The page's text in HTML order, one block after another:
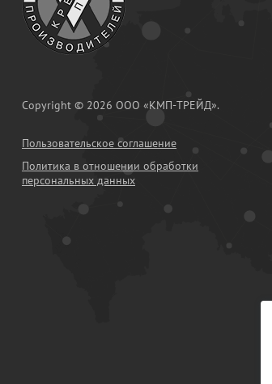
Copyright © 2026 ООО «КМП-ТРЕЙД».
Пользовательское соглашение
Политика в отношении обработки
персональных данных